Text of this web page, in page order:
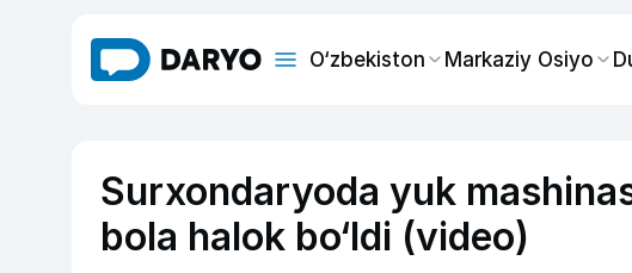
O‘zbekiston Markaziy Osiyo
Surxondaryoda yuk
bola halok bo‘ldi (video)